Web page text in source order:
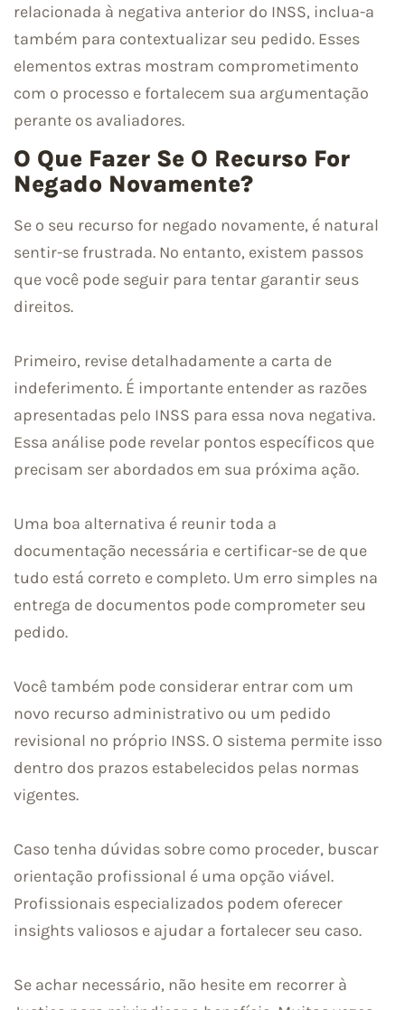
relacionada à negativa anterior do INSS, inclua-a
também para contextualizar seu pedido. Esses
elementos extras mostram comprometimento
com o processo e fortalecem sua argumentação
perante os avaliadores.
O Que Fazer Se O Recurso For
Negado Novamente?
Se o seu recurso for negado novamente, é natural
sentir-se frustrada. No entanto, existem passos
que você pode seguir para tentar garantir seus
direitos.
Primeiro, revise detalhadamente a carta de
indeferimento. É importante entender as razões
apresentadas pelo INSS para essa nova negativa.
Essa análise pode revelar pontos específicos que
precisam ser abordados em sua próxima ação.
Uma boa alternativa é reunir toda a
documentação necessária e certificar-se de que
tudo está correto e completo. Um erro simples na
entrega de documentos pode comprometer seu
pedido.
Você também pode considerar entrar com um
novo recurso administrativo ou um pedido
revisional no próprio INSS. O sistema permite isso
dentro dos prazos estabelecidos pelas normas
vigentes.
Caso tenha dúvidas sobre como proceder, buscar
orientação profissional é uma opção viável.
Profissionais especializados podem oferecer
insights valiosos e ajudar a fortalecer seu caso.
Se achar necessário, não hesite em recorrer à